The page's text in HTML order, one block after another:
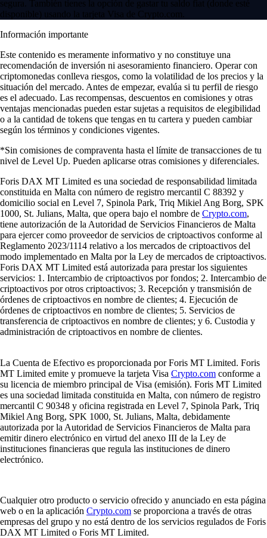
segura. También tienes la opción de gastar tu saldo fiat (donde esté
disponible) usando la tarjeta Visa de Crypto.com.
Información importante
Este contenido es meramente informativo y no constituye una
recomendación de inversión ni asesoramiento financiero. Operar con
criptomonedas conlleva riesgos, como la volatilidad de los precios y la
situación del mercado. Antes de empezar, evalúa si tu perfil de riesgo
es el adecuado. Las recompensas, descuentos en comisiones y otras
ventajas mencionadas pueden estar sujetas a requisitos de elegibilidad
o a la cantidad de tokens que tengas en tu cartera y pueden cambiar
según los términos y condiciones vigentes.
*Sin comisiones de compraventa hasta el límite de transacciones de tu
nivel de Level Up. Pueden aplicarse otras comisiones y diferenciales.
Foris DAX MT Limited es una sociedad de responsabilidad limitada
constituida en Malta con número de registro mercantil C 88392 y
domicilio social en Level 7, Spinola Park, Triq Mikiel Ang Borg, SPK
1000, St. Julians, Malta, que opera bajo el nombre de Crypto.com,
tiene autorización de la Autoridad de Servicios Financieros de Malta
para ejercer como proveedor de servicios de criptoactivos conforme al
Reglamento 2023/1114 relativo a los mercados de criptoactivos del
modo implementado en Malta por la Ley de mercados de criptoactivos.
Foris DAX MT Limited está autorizada para prestar los siguientes
servicios: 1. Intercambio de criptoactivos por fondos; 2. Intercambio de
criptoactivos por otros criptoactivos; 3. Recepción y transmisión de
órdenes de criptoactivos en nombre de clientes; 4. Ejecución de
órdenes de criptoactivos en nombre de clientes; 5. Servicios de
transferencia de criptoactivos en nombre de clientes; y 6. Custodia y
administración de criptoactivos en nombre de clientes.
La Cuenta de Efectivo es proporcionada por Foris MT Limited. Foris
MT Limited emite y promueve la tarjeta Visa Crypto.com conforme a
su licencia de miembro principal de Visa (emisión). Foris MT Limited
es una sociedad limitada constituida en Malta, con número de registro
mercantil C 90348 y oficina registrada en Level 7, Spinola Park, Triq
Mikiel Ang Borg, SPK 1000, St. Julians, Malta, debidamente
autorizada por la Autoridad de Servicios Financieros de Malta para
emitir dinero electrónico en virtud del anexo III de la Ley de
instituciones financieras que regula las instituciones de dinero
electrónico.
Cualquier otro producto o servicio ofrecido y anunciado en esta página
web o en la aplicación Crypto.com se proporciona a través de otras
empresas del grupo y no está dentro de los servicios regulados de Foris
DAX MT Limited o Foris MT Limited.